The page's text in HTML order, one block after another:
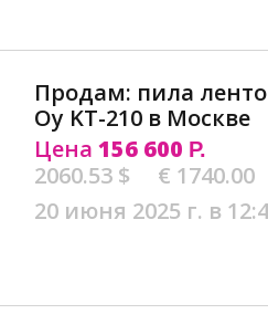
Продам: пила
Oy KT-210 в Москве
Цена 156 600 Р.
2060.53 $
€ 1740.00
20 июня 2025 г. в